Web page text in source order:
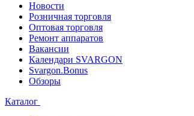
Новости
Розничная торговля
Оптовая торговля
Ремонт аппаратов
Вакансии
Календари SVARGON
Svargon.Bonus
Обзоры
Каталог